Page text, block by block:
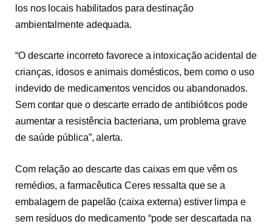
los nos locais habilitados para destinação
ambientalmente adequada.
“O descarte incorreto favorece a intoxicação acidental de
crianças, idosos e animais domésticos, bem como o uso
indevido de medicamentos vencidos ou abandonados.
Sem contar que o descarte errado de antibióticos pode
aumentar a resistência bacteriana, um problema grave
de saúde pública”, alerta.
Com relação ao descarte das caixas em que vêm os
remédios, a farmacêutica Ceres ressalta que se a
embalagem de papelão (caixa externa) estiver limpa e
sem resíduos do medicamento “pode ser descartada na